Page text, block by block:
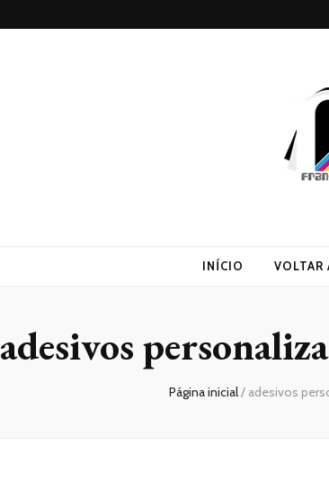
INÍCIO VOLTAR
adesivos
Página inicial/ adesivos